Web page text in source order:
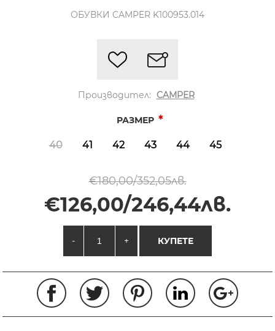
ОБУВКИ CAMPER K100953.014
Производител: CAMPER
РАЗМЕР *
40 41 42 43 44 45
€180,00/352,05лв.
€126,00/246,44лв.
- + КУПЕТЕ